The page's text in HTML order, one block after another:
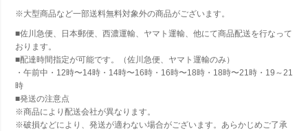
※大型商品など一部送料無料対象外の商品がございます。
■佐川急便、日本郵便、西濃運輸、ヤマト運輸、他にて商品配送を行なって
おります。
■配達時間指定が可能です。（佐川急便、ヤマト運輸のみ）
・午前中・12時〜14時・14時〜16時・16時〜18時・18時〜21時・19～21
時
■発送の注意点
※商品により配送会社が異なります。
※破損などにより、発送が適わない場合がございます。あらかじめご了承